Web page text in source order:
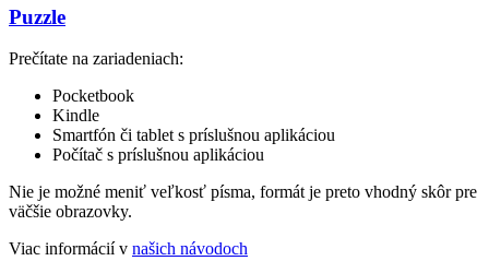
Puzzle
Prečítate na zariadeniach:
Pocketbook
Kindle
Smartfón či tablet s príslušnou aplikáciou
Počítač s príslušnou aplikáciou
Nie je možné meniť veľkosť písma, formát je preto vhodný skôr pre
väčšie obrazovky.
Viac informácií v našich návodoch